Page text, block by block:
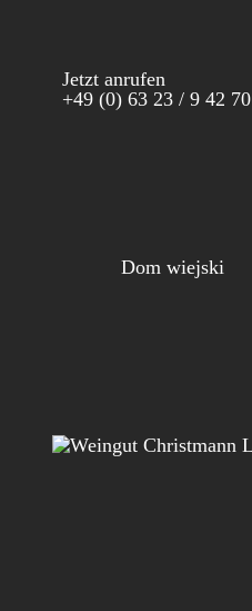
Jetzt anrufen
+49 (0) 63 23 / 9 42 70
Dom wiejski